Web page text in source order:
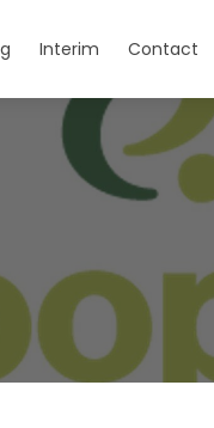
Interim Contact